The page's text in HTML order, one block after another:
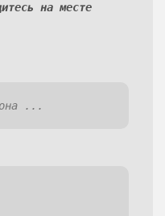
на месте